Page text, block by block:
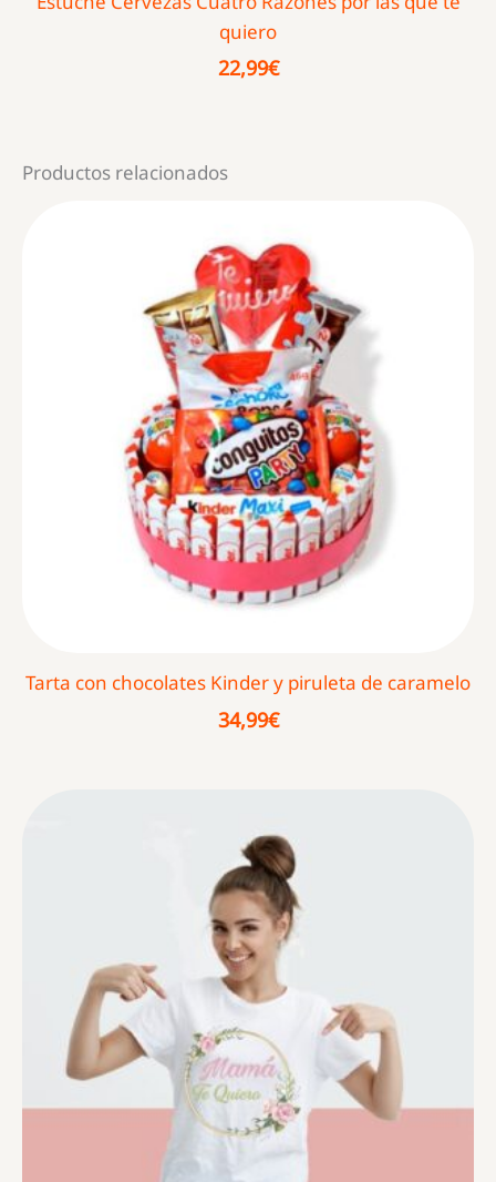
quiero
22,99€
Productos relacionados
Tarta con chocolates Kinder y piruleta de caramelo
34,99€